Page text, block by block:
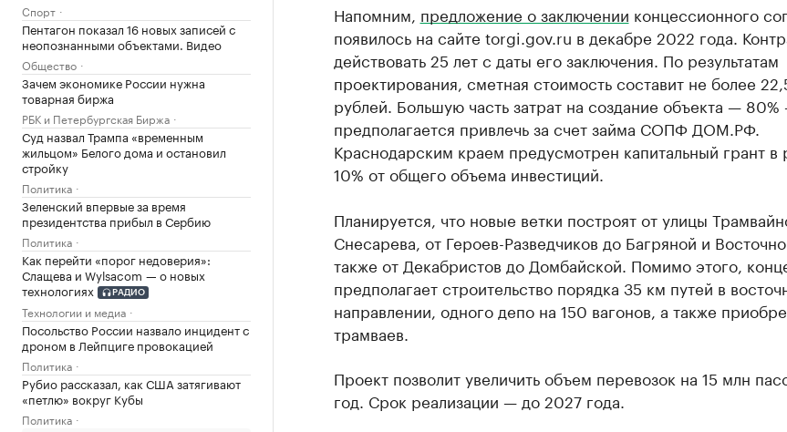
Спорт
Пентагон показал 16 новых записей с
неопознанными объектами. Видео
Общество
Зачем экономике России нужна
товарная биржа
РБК и Петербургская Биржа
Суд назвал Трампа «временным
жильцом» Белого дома и остановил
стройку
Политика
Зеленский впервые за время
президентства прибыл в Сербию
Политика
Как перейти «порог недоверия»:
Слащева и Wylsacom — о новых
технологиях
РАДИО
Технологии и медиа
Посольство России назвало инцидент с
дроном в Лейпциге провокацией
Политика
Рубио рассказал, как США затягивают
«петлю» вокруг Кубы
Политика
Напомним, предложение о заключении концессионного
появилось на сайте torgi.gov.ru в декабре 2022 года.
действовать 25 лет с даты его заключения. По результатам
проектирования, сметная стоимость составит не более
рублей. Большую часть затрат на создание объекта —
предполагается привлечь за счет займа СОПФ ДОМ.РФ.
Краснодарским краем предусмотрен капитальный грант в
10% от общего объема инвестиций.
Планируется, что новые ветки построят от улицы
Снесарева, от Героев-Разведчиков до Багряной и
также от Декабристов до Домбайской. Помимо этого,
предполагает строительство порядка 35 км путей в
направлении, одного депо на 150 вагонов, а также
трамваев.
Проект позволит увеличить объем перевозок на 15 млн
год. Срок реализации — до 2027 года.